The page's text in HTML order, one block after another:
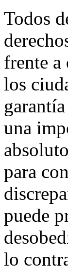
Todos
frente a
los
una
para
puede
lo